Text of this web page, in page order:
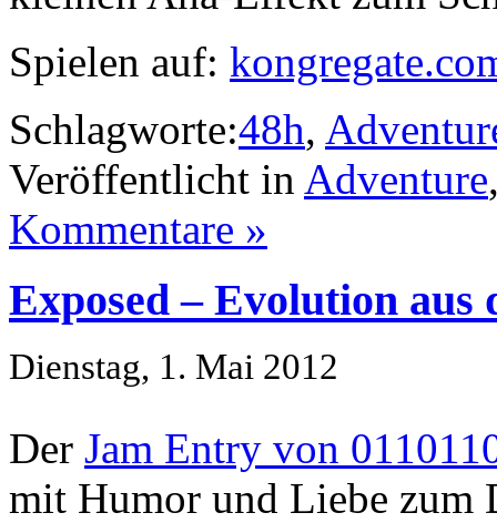
Spielen auf:
Schlagworte:48h,
Veröffentlicht in Adventure
Kommentare »
Exposed – Evolution
Dienstag, 1. Mai 2012
Der Jam Entry von
mit Humor und Liebe zum